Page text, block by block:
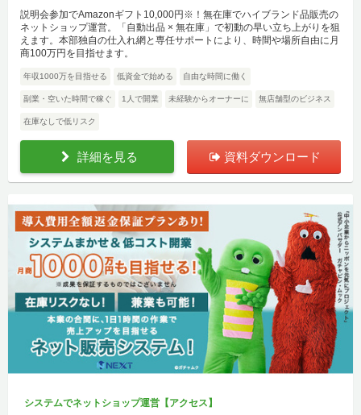
説明会参加でAmazonギフト10,000円※！無在庫でハイブランド品販売の
ネットショップ運営。「自動出品 × 無在庫」で初動の早い立ち上がりを狙
えます。本部独自の仕入れ網と専任サポートにより、時間や場所自由に月
商100万円を目指せます。
年収1000万を目指せる 低資金で始める 自由な時間に働く
副業・空いた時間で稼ぐ 1人で開業 未経験からオーナーに 無店舗型のビジネス
在庫なしで低リスク
詳細を見る 資料ダウンロード
システムでネットショップ運営【アクセス】